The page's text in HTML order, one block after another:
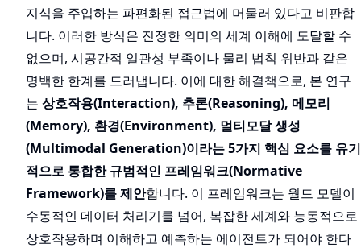
지식을 주입하는 파편화된 접근법에 머물러 있다고 비판합
니다. 이러한 방식은 진정한 의미의 세계 이해에 도달할 수
없으며, 시공간적 일관성 부족이나 물리 법칙 위반과 같은
명백한 한계를 드러냅니다. 이에 대한 해결책으로, 본 연구
는 상호작용(Interaction), 추론(Reasoning), 메모리
(Memory), 환경(Environment), 멀티모달 생성
(Multimodal Generation)이라는 5가지 핵심 요소를 유기
적으로 통합한 규범적인 프레임워크(Normative
Framework)를 제안합니다. 이 프레임워크는 월드 모델이
수동적인 데이터 처리기를 넘어, 복잡한 세계와 능동적으로
상호작용하며 이해하고 예측하는 에이전트가 되어야 한다